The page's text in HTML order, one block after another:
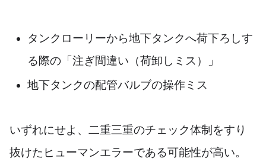
タンクローリーから地下タンクへ荷下ろしす
る際の「注ぎ間違い（荷卸しミス）」
地下タンクの配管バルブの操作ミス
いずれにせよ、二重三重のチェック体制をすり
抜けたヒューマンエラーである可能性が高い。